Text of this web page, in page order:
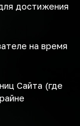
достижения
на время
Сайта (где